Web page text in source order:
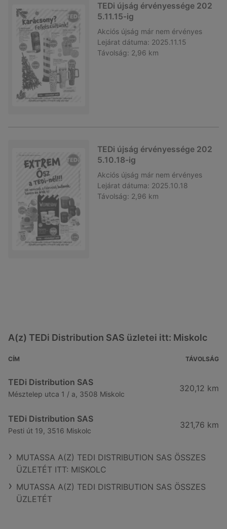
TEDi újság érvényessége 202
5.11.15-ig
Akciós újság már nem érvényes
Lejárat dátuma: 2025.11.15
Távolság: 2,96 km
TEDi újság érvényessége 202
5.10.18-ig
Akciós újság már nem érvényes
Lejárat dátuma: 2025.10.18
Távolság: 2,96 km
A(z) TEDi Distribution SAS üzletei itt: Miskolc
CÍM TÁVOLSÁG
TEDi Distribution SAS
Mésztelep utca 1 / a, 3508 Miskolc
320,12 km
TEDi Distribution SAS
Pesti út 19, 3516 Miskolc
321,76 km
MUTASSA A(Z) TEDI DISTRIBUTION SAS ÖSSZES
ÜZLETÉT ITT: MISKOLC
MUTASSA A(Z) TEDI DISTRIBUTION SAS ÖSSZES
ÜZLETÉT